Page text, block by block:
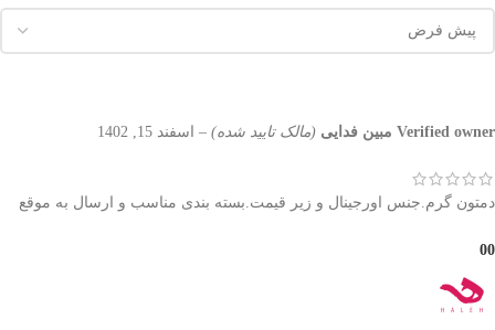
Verified owner مبین فدایی (مالک تایید شده) – اسفند 15, 1402
دمتون گرم.جنس اورجینال و زیر قیمت.بسته بندی مناسب و ارسال به موقع
0
0